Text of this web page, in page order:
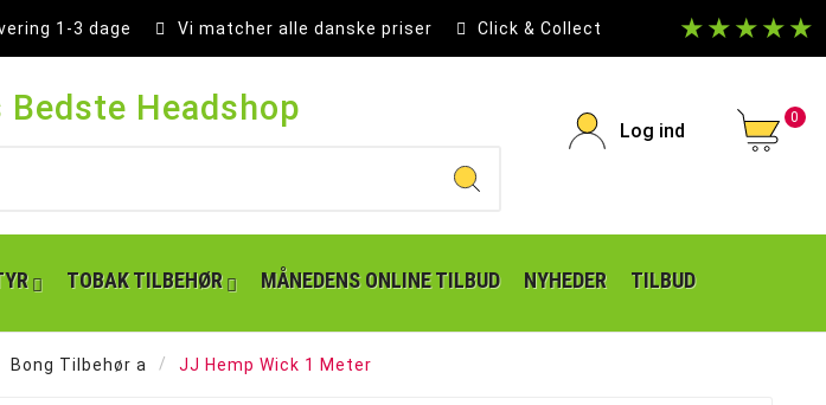
1-3 dage Vi matcher alle danske priser Click & Collect ★★★★★
Bedste Headshop
Log ind
0
TOBAK TILBEHØR MÅNEDENS ONLINE TILBUD NYHEDER TILBUD
Bong Tilbehør a JJ Hemp Wick 1 Meter